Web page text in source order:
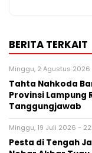
BERITA TERKAIT
Minggu, 2 Agustus 2026 -
Tahta Nahkoda
Provinsi Lampung
Tanggungjawab
Minggu, 19 Juli 2026 -
Pesta di Tengah